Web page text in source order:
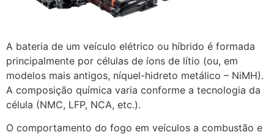
A bateria de um veículo elétrico ou híbrido é formada
principalmente por células de íons de lítio (ou, em
modelos mais antigos, níquel-hidreto metálico – NiMH).
A composição química varia conforme a tecnologia da
célula (NMC, LFP, NCA, etc.).
O comportamento do fogo em veículos a combustão e